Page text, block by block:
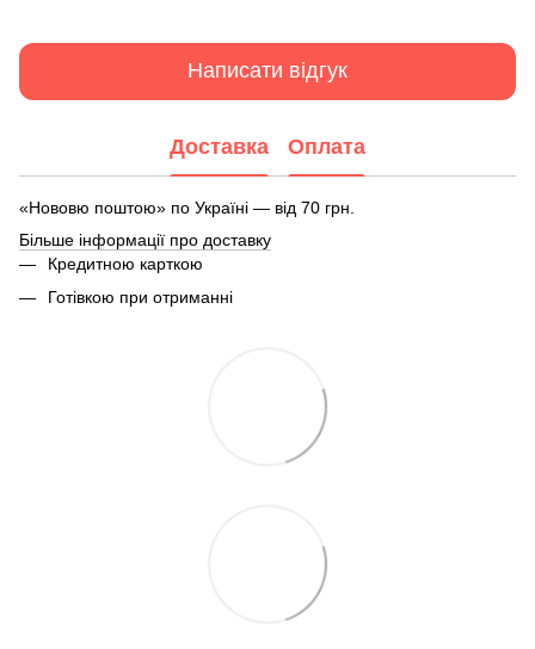
Написати відгук
Доставка Оплата
«Нововю поштою» по Україні — від 70 грн.
Більше інформації про доставку
Кредитною карткою
Готівкою при отриманні